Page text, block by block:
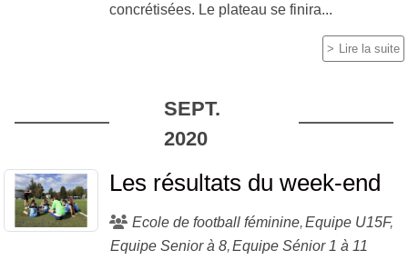
concrétisées. Le plateau se finira...
Lire la suite
SEPT.
2020
Les résultats du week-end
Ecole de football féminine Equipe U15F
Equipe Senior à 8 Equipe Sénior 1 à 11